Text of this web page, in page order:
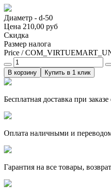
Диаметр - d-50
Цена 210,00 руб
Скидка
Размер налога
Price /
Купить в 1 клик
Бесплатная доставка при
Оплата наличными и
Гарантия на все товары,